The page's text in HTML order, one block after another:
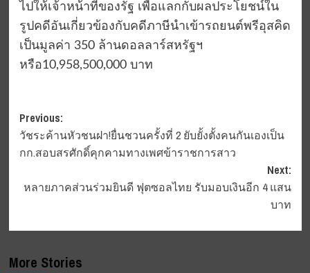
ไปให้เจ้าหน้าที่ของรัฐ เพื่อแลกกับผลประโยชน์ใน
รูปคดีอันเกี่ยวข้องกับคดีภาษีนำเข้ารถยนต์พรีอุสคิด
เป็นมูลค่า 350 ล้านดอลลาร์สหรัฐฯ
หรือ10,958,500,000 บาท
Post
navigation
Previous:
วัชระค้านหัวชนฝา!ยื่นชวนครั้งที่ 2 ยับยั้งตั้งคนกันเองเป็น
กก.สอบสรศักดิ์คุกคามทางเพศข้าราชการสาว
Next:
หลายภาคส่วนร่วมยินดี ฟุตซอลไทย รับมอบเงินอีก 4 แสน
บาท
More Stories